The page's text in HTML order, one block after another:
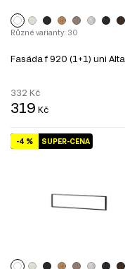
Různé varianty: 30
Fasáda f 920 (1+1) uni Alta
332 Kč
319 Kč
SUPER-CENA
-4 %